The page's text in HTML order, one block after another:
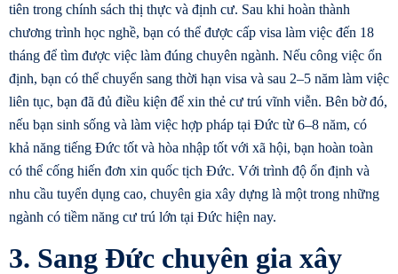
tiên trong chính sách thị thực và định cư. Sau khi hoàn thành
chương trình học nghề, bạn có thể được cấp visa làm việc đến 18
tháng để tìm được việc làm đúng chuyên ngành. Nếu công việc ổn
định, bạn có thể chuyển sang thời hạn visa và sau 2–5 năm làm việc
liên tục, bạn đã đủ điều kiện để xin thẻ cư trú vĩnh viễn. Bên bờ đó,
nếu bạn sinh sống và làm việc hợp pháp tại Đức từ 6–8 năm, có
khả năng tiếng Đức tốt và hòa nhập tốt với xã hội, bạn hoàn toàn
có thể cống hiến đơn xin quốc tịch Đức. Với trình độ ổn định và
nhu cầu tuyển dụng cao, chuyên gia xây dựng là một trong những
ngành có tiềm năng cư trú lớn tại Đức hiện nay.
3. Sang Đức chuyên gia xây